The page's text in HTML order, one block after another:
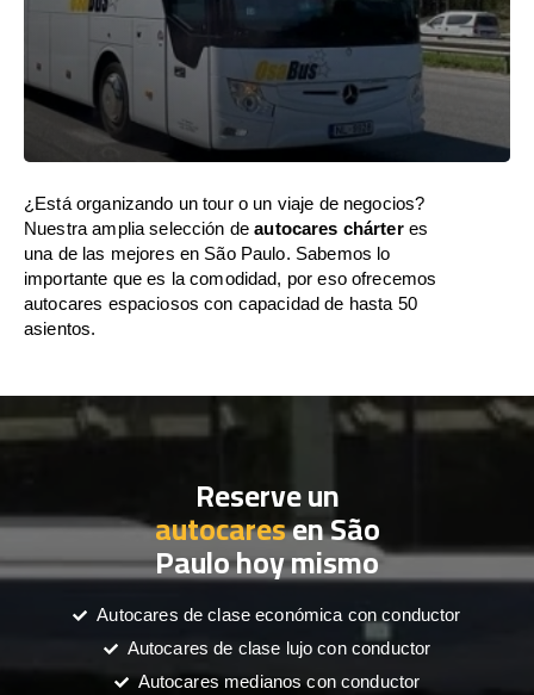
¿Está organizando un tour o un viaje de negocios?
Nuestra amplia selección deautocares chárteres
una de las mejores en São Paulo. Sabemos lo
importante que es la comodidad, por eso ofrecemos
autocares espaciosos con capacidad de hasta 50
asientos.
Reserve un
autocaresen São
Paulo hoy mismo
Autocares de clase económica con conductor
Autocares de clase lujo con conductor
Autocares medianos con conductor